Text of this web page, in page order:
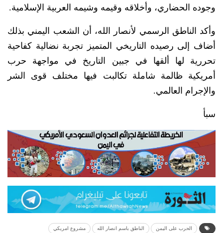
وجوده الحضاري، وأخلاقه وقيمه وشيمه العربية الإسلامية.
وأكد الناطق الرسمي لأنصار الله، أن الشعب اليمني بذلك
أضاف إلى رصيده التاريخي المتميز تجربة نضالية كفاحية
تحررية لها ألقها في جبين التاريخ في مواجهة حرب
أمريكية ظالمة شاملة تكالبت فيها مختلف قوى الشر
والإجرام العالمي.
سبأ
الحرب على اليمن الناطق باسم انصار الله مشروع امريكي